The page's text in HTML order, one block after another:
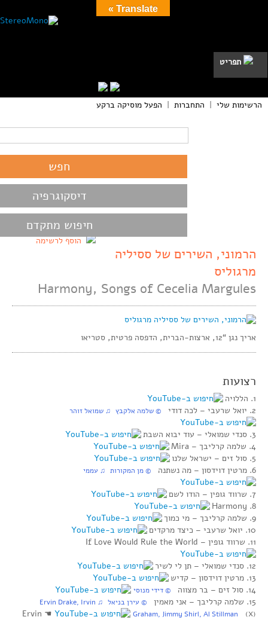
תפריט
הרשימות שלי | התחברות | הפעל מוסיקה ברקע
דיסקוגרפיה
חיפוש מתקדם
הוסף לרשימה
הרמוני, השירים של ססיליה
מרגוליס
Harmony, Songs of Cecelia Margules
אריך נגן “12, ארצות-הברית, הדפסה פרטית, סטריאו
רצועות
1. הללויה
2. יואל שרעבי‏ – לכה דודי
‏ © שלמה אלקבץ‏ ♫ שמואל זוהר
3. סנדי שמואלי‏ – עוד יבוא השבת
4. שלמה קרליבך‏ – Mira
5. סול זים‏ – ישראל שלנו
6. מרטין דוידסון‏ – מה נשתנה
‏ © מן המקורות‏ ♫ עממי
7. שרווד גופין‏ – הודו לשם
8. Harmony
9. שלמה קרליבך‏ – מי כמוך
10. יואל שרעבי‏ – כיצד מרקדים
11. שרווד גופין‏ – If Love Would Rule the World
12. סנדי שמואלי‏ – תן לי לשיר
13. מרטין דוידסון‏ – קדיש
14. סול זים‏ – בר מצווה
‏ © דידי מנוסי
15. שלמה קרליבך‏ – אני מאמין
‏ © עירן בניאל‏ ♫ Ervin Drake, Irvin
Graham, Jimmy Shirl, Al Stillman
(X)
☚
Ervin
Translate »